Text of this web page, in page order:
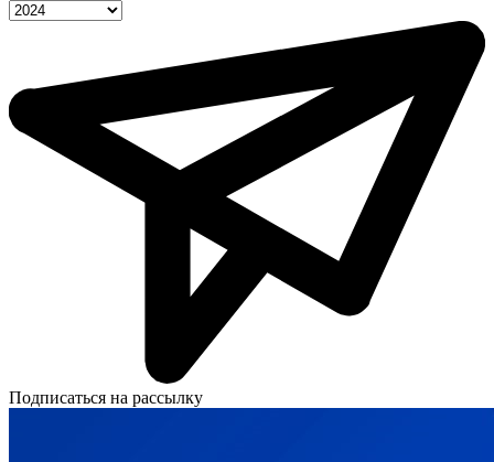
Подписаться на рассылку